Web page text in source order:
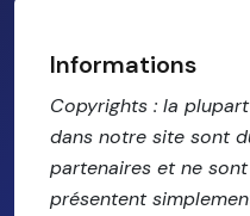
Informations
Copyrights : la
dans notre site sont
partenaires et ne sont
présentent